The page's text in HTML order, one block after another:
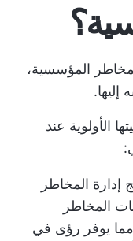
المؤسسية،
الأولوية عند
إدارة المخاطر
المخاطر
مما يوفر رؤى في